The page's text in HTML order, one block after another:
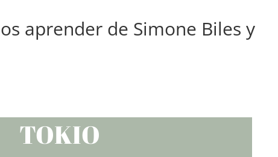
aprender de Simone Biles y
TOKIO